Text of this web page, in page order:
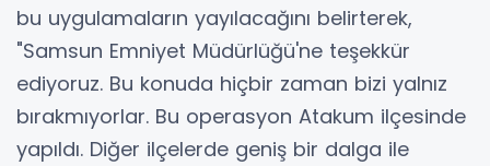
bu uygulamaların yayılacağını belirterek,
"Samsun Emniyet Müdürlüğü'ne teşekkür
ediyoruz. Bu konuda hiçbir zaman bizi yalnız
bırakmıyorlar. Bu operasyon Atakum ilçesinde
yapıldı. Diğer ilçelerde geniş bir dalga ile